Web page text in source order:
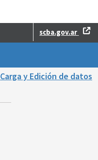
scba.gov.ar
Carga y Edición de datos